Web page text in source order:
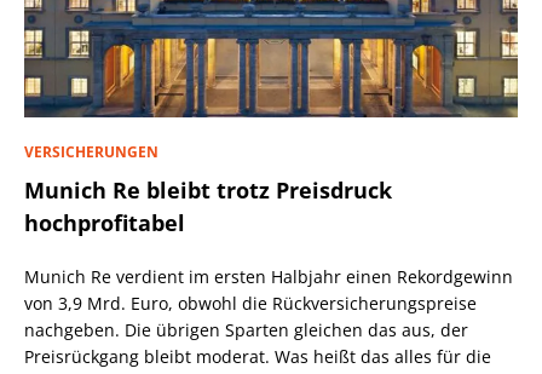
VERSICHERUNGEN
Munich Re bleibt trotz Preisdruck
hochprofitabel
Munich Re verdient im ersten Halbjahr einen Rekordgewinn
von 3,9 Mrd. Euro, obwohl die Rückversicherungspreise
nachgeben. Die übrigen Sparten gleichen das aus, der
Preisrückgang bleibt moderat. Was heißt das alles für die